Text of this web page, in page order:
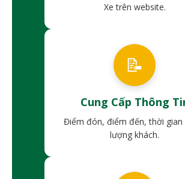
Xe trên website.
📝
Cung Cấp Thông
Điểm đón, điểm đến, thời gian
lượng khách.